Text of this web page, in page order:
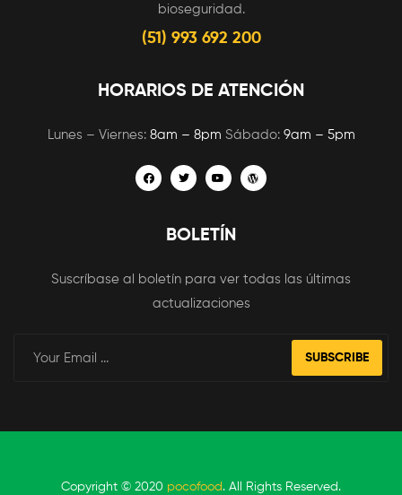
bioseguridad.
(51) 993 692 200
HORARIOS DE ATENCIÓN
Lunes – Viernes: 8am – 8pm Sábado: 9am – 5pm
BOLETÍN
Suscríbase al boletín para ver todas las últimas
actualizaciones
SUBSCRIBE
Copyright © 2020 pocofood . All Rights Reserved.